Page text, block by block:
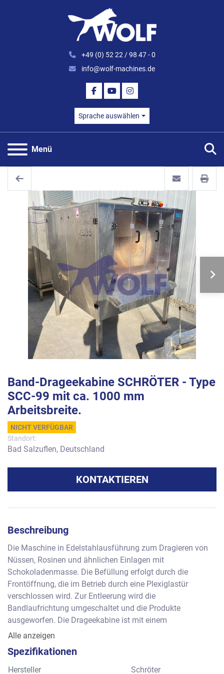
+49 (0) 52 22 / 98 47 - 0
info@wolf-machines.de
FACEBOOK
YOUTUBEINSTAGRAM
Sprache auswählen
Menü
Band-Drageekabine SCHRÖTER - Type
SCC-99 mit ca. 1000 mm
Arbeitsbreite.
NICHT VERFÜGBAR
Standort:
Bad Salzuflen, Deutschland
KONTAKTIEREN
Beschreibung
Die Maschine in Edelstahlausführung zum Dragieren von
Nüssen, Rosinen und ähnlichen Einlagen mit
Schokoladenmasse. Die Befüllung erfolgt durch die
Frontöffnung, die im Betrieb durch eine Plexiglastür
verschlossen wird. Zur Entleerung wird die
Bandlaufrichtung umgeschaltet und die Produkte
ausgeworfen. Die Drageekabine ist mit einem
Stahlgitterband ausgerüstet und eignet sich daher für
Leistung          : ca.        kg pro Stunde je nach Produkt
Chargengröße: ca.         Liter
Alle anzeigen
Spezifikationen
Hersteller
Schröter